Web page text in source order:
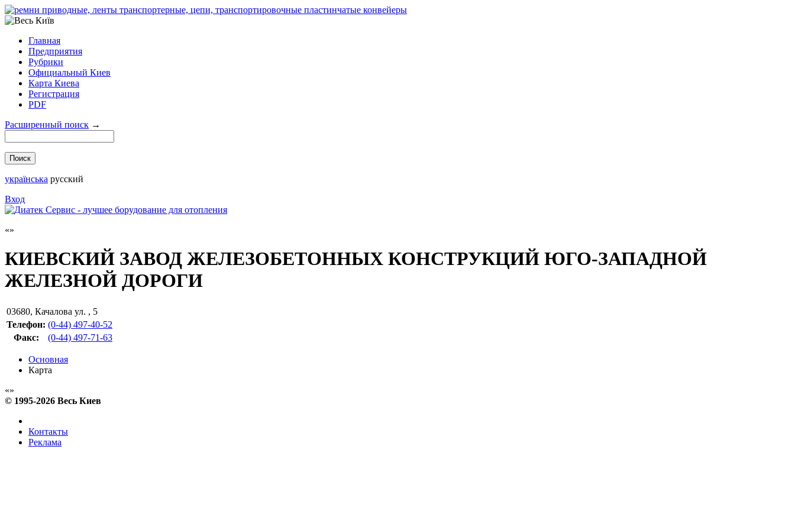
Главная
Предприятия
Рубрики
Официальный Киев
Карта Киева
Регистрация
PDF
Расширенный поиск →
українська русский
Вход
КИЕВСКИЙ ЗАВОД ЖЕЛЕЗОБЕТОННЫХ КОНСТРУКЦИЙ ЮГО-ЗАПАДНОЙ
ЖЕЛЕЗНОЙ ДОРОГИ
03680, Качалова ул. , 5
Телефон: (0-44) 497-40-52
Факс: (0-44) 497-71-63
Основная
Карта
© 1995-2026 Весь Киев
Контакты
Реклама